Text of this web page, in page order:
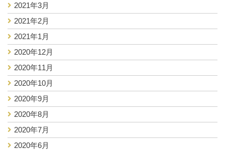
2021年3月
2021年2月
2021年1月
2020年12月
2020年11月
2020年10月
2020年9月
2020年8月
2020年7月
2020年6月